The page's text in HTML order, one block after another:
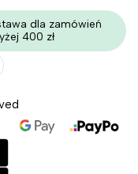
dla zamówień
400 zł